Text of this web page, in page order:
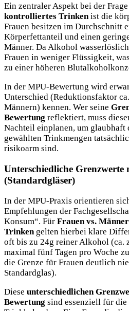
Ein zentraler Aspekt bei der Frage
kontrolliertes Trinken ist die
Frauen besitzen im Durchschnitt
Körperfettanteil und einen
Männer. Da Alkohol
Frauen in weniger Flüssigkeit,
zu einer höheren
In der MPU-Bewertung wird
Unterschied (Reduktionsfaktor
Männern) kennen. Wer seine
Bewertung reflektiert, muss
Nachteil einplanen, um glaubhaft
gewählten Trinkmengen
risikoarm sind.
Unterschiedliche
(Standardgläser)
In der MPU-Praxis orientieren
Empfehlungen der
Konsum“. Für Frauen vs.
Trinken gelten hierbei klare
oft bis zu 24g reiner Alkohol (ca.
maximal fünf Tagen pro Woche
die Grenze für Frauen deutlich
Standardglas).
Diese unterschiedlichen
Bewertung sind essenziell für